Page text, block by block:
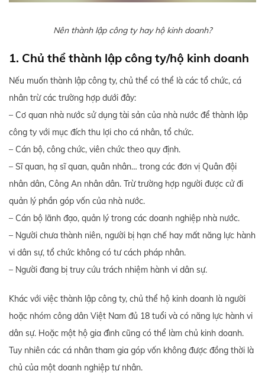
Nên thành lập công ty hay hộ kinh doanh?
1. Chủ thể thành lập công ty/hộ kinh doanh
Nếu muốn thành lập công ty, chủ thể có thể là các tổ chức, cá
nhân trừ các trường hợp dưới đây:
– Cơ quan nhà nước sử dụng tài sản của nhà nước để thành lập
công ty với mục đích thu lợi cho cá nhân, tổ chức.
– Cán bộ, công chức, viên chức theo quy định.
– Sĩ quan, hạ sĩ quan, quân nhân… trong các đơn vị Quân đội
nhân dân, Công An nhân dân. Trừ trường hợp người được cử đi
quản lý phần góp vốn của nhà nước.
– Cán bộ lãnh đạo, quản lý trong các doanh nghiệp nhà nước.
– Người chưa thành niên, người bị hạn chế hay mất năng lực hành
vi dân sự, tổ chức không có tư cách pháp nhân.
– Người đang bị truy cứu trách nhiệm hành vi dân sự.
Khác với việc thành lập công ty, chủ thể hộ kinh doanh là người
hoặc nhóm công dân Việt Nam đủ 18 tuổi và có năng lực hành vi
dân sự. Hoặc một hộ gia đình cũng có thể làm chủ kinh doanh.
Tuy nhiên các cá nhân tham gia góp vốn không được đồng thời là
chủ của một doanh nghiệp tư nhân.